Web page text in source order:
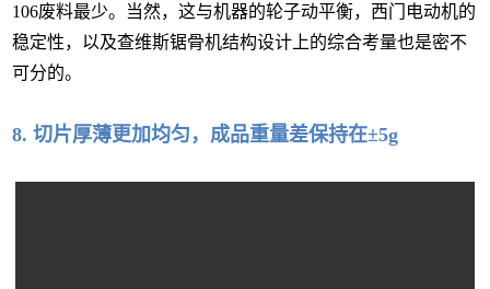
106废料最少。当然，这与机器的轮子动平衡，西门电动机的
稳定性，以及查维斯锯骨机结构设计上的综合考量也是密不
可分的。
8. 切片厚薄更加均匀，成品重量差保持在±5g